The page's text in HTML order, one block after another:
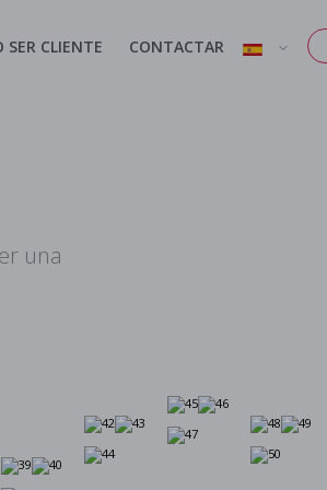
SER CLIENTE CONTACTAR
una